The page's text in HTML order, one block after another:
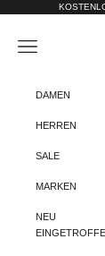
Zum Inhalt springen
Menü
DAMEN
HERREN
SALE
MARKEN
NEU